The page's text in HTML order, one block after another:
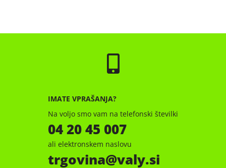
IMATE VPRAŠANJA?
Na voljo smo vam na telefonski številki
04 20 45 007
ali elektronskem naslovu
trgovina valy.si